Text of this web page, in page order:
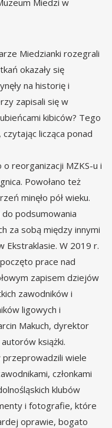
Miedzianki rozegrali
okazały się
na historię i
zapisali się w
kibiców? Tego
licząca ponad
reorganizacji MZKS-u i
Powołano też
minęło pół wieku.
do podsumowania
za sobą między innymi
Ekstraklasie. W 2019 r.
prace nad
zapisem dziejów
zawodników i
ligowych i
Makuch, dyrektor
książki.
wiele
członkami
klubów
i fotografie, które
oprawie, bogato